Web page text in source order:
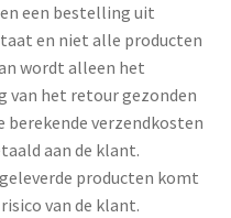
een bestelling uit
en niet alle producten
wordt alleen het
van het retour gezonden
verzendkosten
aan de klant.
producten komt
van de klant.